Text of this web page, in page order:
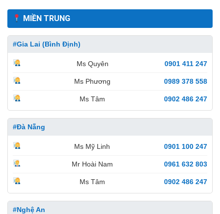
MIỀN TRUNG
#Gia Lai (Bình Định)
Ms Quyên 0901 411 247
Ms Phương 0989 378 558
Ms Tâm 0902 486 247
#Đà Nẵng
Ms Mỹ Linh 0901 100 247
Mr Hoài Nam 0961 632 803
Ms Tâm 0902 486 247
#Nghệ An